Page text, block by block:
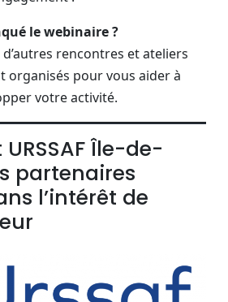
le webinaire ?
rencontres et ateliers
organisés pour vous aider à
votre activité.
URSSAF Île-de-
partenaires
l’intérêt de